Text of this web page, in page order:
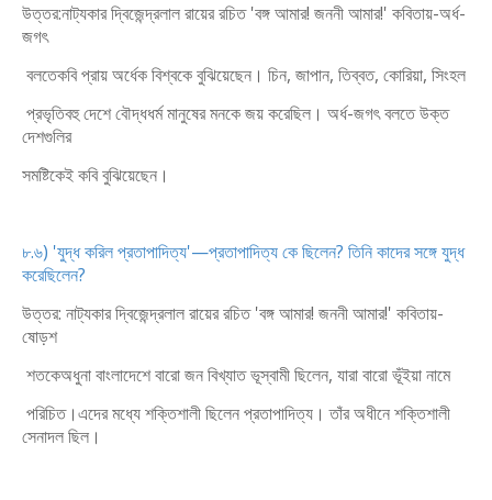
উত্তর:নাট্যকার দ্বিজেন্দ্রলাল রায়ের রচিত 'বঙ্গ আমার! জননী আমার!' কবিতায়-অর্ধ-
জগৎ
বলতেকবি প্রায় অর্ধেক বিশ্বকে বুঝিয়েছেন। চিন, জাপান, তিব্বত, কোরিয়া, সিংহল
প্রভৃতিবহু দেশে বৌদ্ধধর্ম মানুষের মনকে জয় করেছিল। অর্ধ-জগৎ বলতে উক্ত
দেশগুলির
সমষ্টিকেই কবি বুঝিয়েছেন।
৮.৬) 'যুদ্ধ করিল প্রতাপাদিত্য'—প্রতাপাদিত্য কে ছিলেন? তিনি কাদের সঙ্গে যুদ্ধ
করেছিলেন?
উত্তর: নাট্যকার দ্বিজেন্দ্রলাল রায়ের রচিত 'বঙ্গ আমার! জননী আমার!' কবিতায়-
ষোড়শ
শতকেঅধুনা বাংলাদেশে বারো জন বিখ্যাত ভূস্বামী ছিলেন, যারা বারো ভূঁইয়া নামে
পরিচিত।এদের মধ্যে শক্তিশালী ছিলেন প্রতাপাদিত্য। তাঁর অধীনে শক্তিশালী
সেনাদল ছিল।